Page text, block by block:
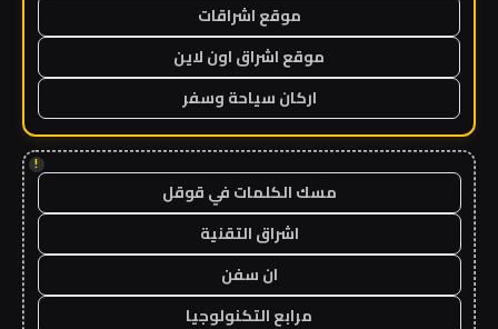
موقع اشراقات
موقع اشراق اون لاين
اركان سياحة وسفر
!
مسك الكلمات في قوقل
اشراق التقنية
ان سفن
مرابع التكنولوجيا